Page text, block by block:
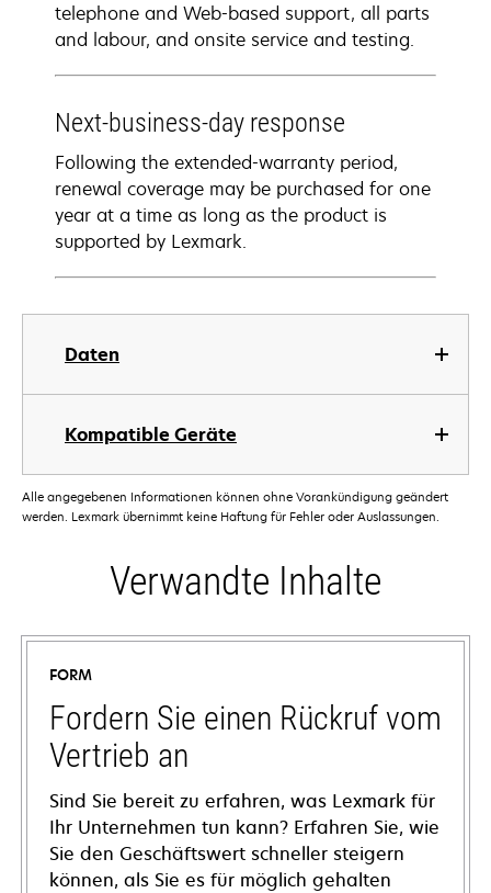
Daten
Kompatible Geräte
telephone and Web-based support, all parts
and labour, and onsite service and testing.
Next-business-day response
Following the extended-warranty period,
renewal coverage may be purchased for one
year at a time as long as the product is
supported by Lexmark.
Alle angegebenen Informationen können ohne Vorankündigung geändert
werden. Lexmark übernimmt keine Haftung für Fehler oder Auslassungen.
Verwandte Inhalte
FORM
Fordern Sie einen Rückruf vom
Vertrieb an
Sind Sie bereit zu erfahren, was Lexmark für
Ihr Unternehmen tun kann? Erfahren Sie, wie
Sie den Geschäftswert schneller steigern
können, als Sie es für möglich gehalten